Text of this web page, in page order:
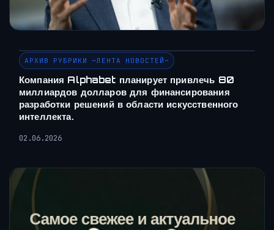
АРХИВ РУБРИКИ ~ЛЕНТА НОВОСТЕЙ~
Компания Alphabet планирует привлечь 80
миллиардов долларов для финансирования
разработки решений в области искусственного
интеллекта.
02.06.2026